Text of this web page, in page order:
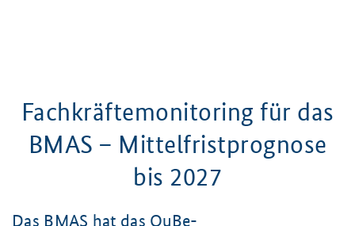
Fachkräftemonitoring für das
BMAS – Mittelfristprognose
bis 2027
Das BMAS hat das QuBe-